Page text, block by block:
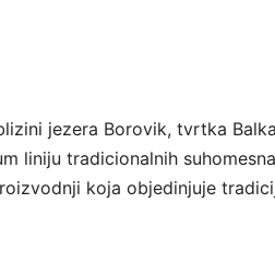
jezera Borovik, tvrtka
liniju tradicionalnih
koja objedinjuje